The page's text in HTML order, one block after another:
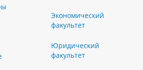
Экономический
факультет
Юридический
факультет